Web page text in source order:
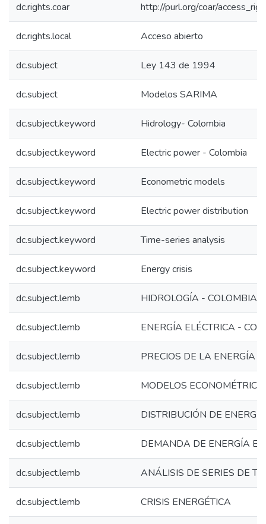
dc.rights.coar http://purl.org/coar/
dc.rights.local Acceso abierto
dc.subject Ley 143 de 1994
dc.subject Modelos SARIMA
dc.subject.keyword Hidrology- Colombia
dc.subject.keyword Electric power - Colombia
dc.subject.keyword Econometric models
dc.subject.keyword Electric power distribution
dc.subject.keyword Time-series analysis
dc.subject.keyword Energy crisis
dc.subject.lemb HIDROLOGÍA - COLOMBIA
dc.subject.lemb ENERGÍA ELÉCTRICA -
dc.subject.lemb PRECIOS DE LA ENERGÍA
dc.subject.lemb MODELOS
dc.subject.lemb DISTRIBUCIÓN DE
dc.subject.lemb DEMANDA DE ENERGÍA
dc.subject.lemb ANÁLISIS DE SERIES DE
dc.subject.lemb CRISIS ENERGÉTICA